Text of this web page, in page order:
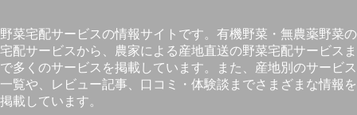
野菜宅配サービスの情報サイトです。有機野菜・無農薬野菜の
宅配サービスから、農家による産地直送の野菜宅配サービスま
で多くのサービスを掲載しています。また、産地別のサービス
一覧や、レビュー記事、口コミ・体験談までさまざまな情報を
掲載しています。